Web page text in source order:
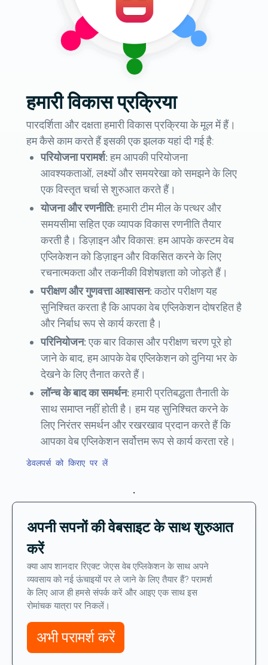
हमारी विकास प्रक्रिया
पारदर्शिता और दक्षता हमारी विकास प्रक्रिया के मूल में हैं।
हम कैसे काम करते हैं इसकी एक झलक यहां दी गई है:
परियोजना परामर्श:हम आपकी परियोजना
आवश्यकताओं, लक्ष्यों और समयरेखा को समझने के लिए
एक विस्तृत चर्चा से शुरुआत करते हैं।
योजना और रणनीति:हमारी टीम मील के पत्थर और
समयसीमा सहित एक व्यापक विकास रणनीति तैयार
करती है। डिज़ाइन और विकास: हम आपके कस्टम वेब
एप्लिकेशन को डिज़ाइन और विकसित करने के लिए
रचनात्मकता और तकनीकी विशेषज्ञता को जोड़ते हैं।
परीक्षण और गुणवत्ता आश्वासन:कठोर परीक्षण यह
सुनिश्चित करता है कि आपका वेब एप्लिकेशन दोषरहित है
और निर्बाध रूप से कार्य करता है।
परिनियोजन:एक बार विकास और परीक्षण चरण पूरे हो
जाने के बाद, हम आपके वेब एप्लिकेशन को दुनिया भर के
देखने के लिए तैनात करते हैं।
लॉन्च के बाद का समर्थन:हमारी प्रतिबद्धता तैनाती के
साथ समाप्त नहीं होती है। हम यह सुनिश्चित करने के
लिए निरंतर समर्थन और रखरखाव प्रदान करते हैं कि
आपका वेब एप्लिकेशन सर्वोत्तम रूप से कार्य करता रहे।
डेवलपर्स को किराए पर लें
.
अपनी सपनों की वेबसाइट के साथ शुरुआत
करें
क्या आप शानदार रिएक्ट जेएस वेब एप्लिकेशन के साथ अपने
व्यवसाय को नई ऊंचाइयों पर ले जाने के लिए तैयार हैं? परामर्श
के लिए आज ही हमसे संपर्क करें और आइए एक साथ इस
रोमांचक यात्रा पर निकलें।
अभी परामर्श करें